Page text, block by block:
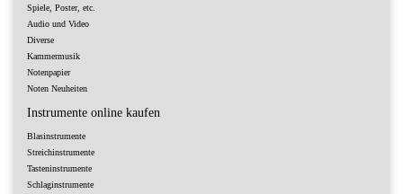
Spiele, Poster, etc.
Audio und Video
Diverse
Kammermusik
Notenpapier
Noten Neuheiten
Instrumente online kaufen
Blasinstrumente
Streichinstrumente
Tasteninstrumente
Schlaginstrumente